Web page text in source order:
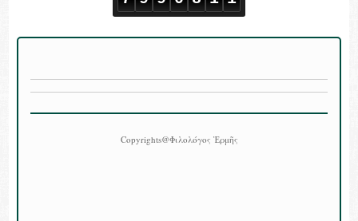
Copyrights@Φιλολόγος Ἑρμῆς